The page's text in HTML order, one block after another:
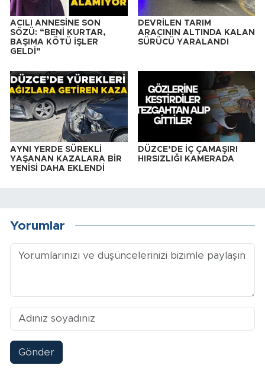
ACILI ANNESİNE SON
SÖZÜ: “BENİ KURTAR,
BAŞIMA KÖTÜ İŞLER
GELDİ”
DEVRİLEN TARIM
ARACININ ALTINDA KALAN
SÜRÜCÜ YARALANDI
AYNI YERDE SÜREKLİ
YAŞANAN KAZALARA BİR
YENİSİ DAHA EKLENDİ
DÜZCE’DE İÇ ÇAMAŞIRI
HIRSIZLIĞI KAMERADA
Yorumlar
Gönder